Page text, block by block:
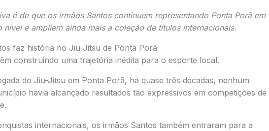
é de que os irmãos Santos continuem representando Ponta Porã em
nível e ampliem ainda mais a coleção de títulos internacionais.
faz história no Jiu-Jitsu de Ponta Porã
construindo uma trajetória inédita para o esporte local.
do Jiu-Jitsu em Ponta Porã, há quase três décadas, nenhum
havia alcançado resultados tão expressivos em competições de
internacionais, os irmãos Santos também entraram para a